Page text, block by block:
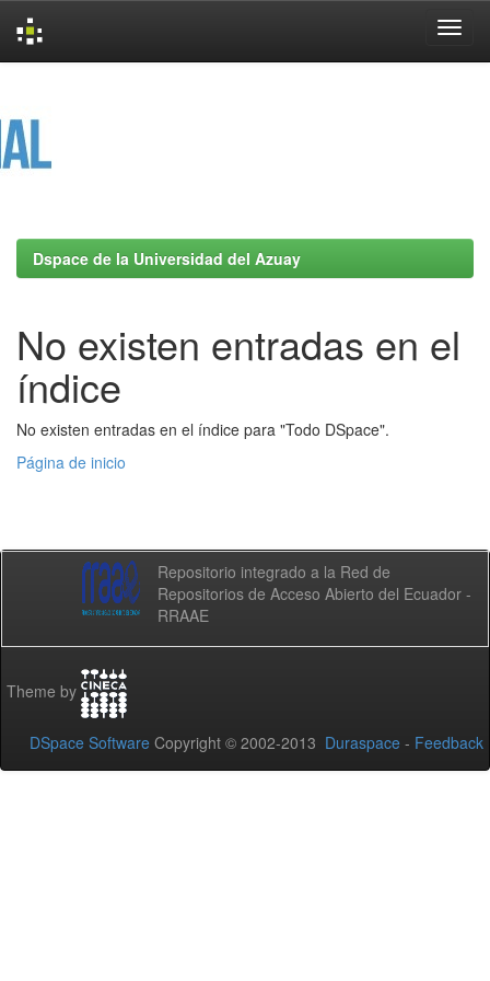
Dspace de la Universidad del Azuay
No existen entradas en el
índice
No existen entradas en el índice para "Todo DSpace".
Página de inicio
Repositorio integrado a la Red de
Repositorios de Acceso Abierto del Ecuador -
RRAAE
Theme by
DSpace Software Copyright © 2002-2013 Duraspace - Feedback